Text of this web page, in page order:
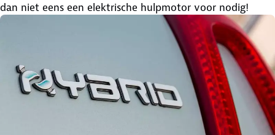
dan niet eens een elektrische hulpmotor voor nodig!